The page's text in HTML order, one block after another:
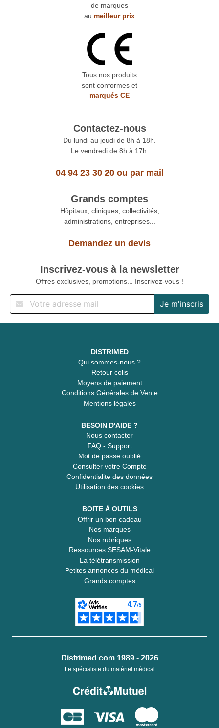
de marques
au meilleur prix
Tous nos produits
sont conformes et
marqués CE
Contactez-nous
Du lundi au jeudi de 8h à 18h.
Le vendredi de 8h à 17h.
04 94 23 30 20ou par mail
Grands comptes
Hôpitaux, cliniques, collectivités,
administrations, entreprises...
Demandez un devis
Inscrivez-vous à la newsletter
Offres exclusives, promotions... Inscrivez-vous !
DISTRIMED
Qui sommes-nous ?
Retour colis
Moyens de paiement
Conditions Générales de Vente
Mentions légales
BESOIN D'AIDE ?
Nous contacter
FAQ - Support
Mot de passe oublié
Consulter votre Compte
Confidentialité des données
Utilisation des cookies
BOITE À OUTILS
Offrir un bon cadeau
Nos marques
Nos rubriques
Ressources SESAM-Vitale
La télétransmission
Petites annonces du médical
Grands comptes
Distrimed.com 1989 - 2026
Le spécialiste du matériel médical